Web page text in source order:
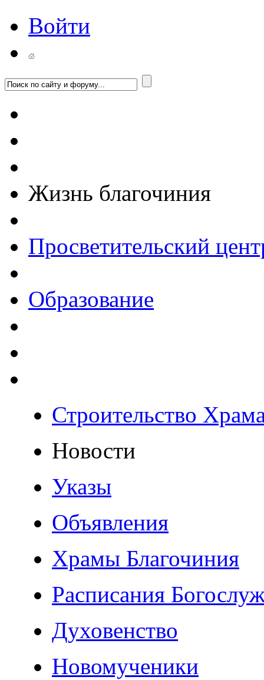
Войти
Жизнь благочиния
Просветительский
Образование
Строительство
Новости
Указы
Объявления
Храмы Благочиния
Расписания
Духовенство
Новомученики